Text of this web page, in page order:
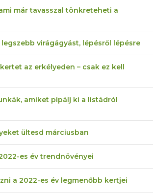
már tavasszal tönkreteheti a
virágágyást, lépésről lépésre
az erkélyeden – csak ez kell
amiket pipálj ki a listádról
ültesd márciusban
es év trendnövényei
a 2022-es év legmenőbb kertjei